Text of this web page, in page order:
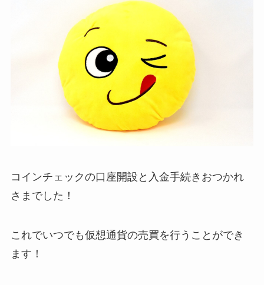
コインチェックの口座開設と入金手続きおつかれ
さまでした！
これでいつでも仮想通貨の売買を行うことができ
ます！